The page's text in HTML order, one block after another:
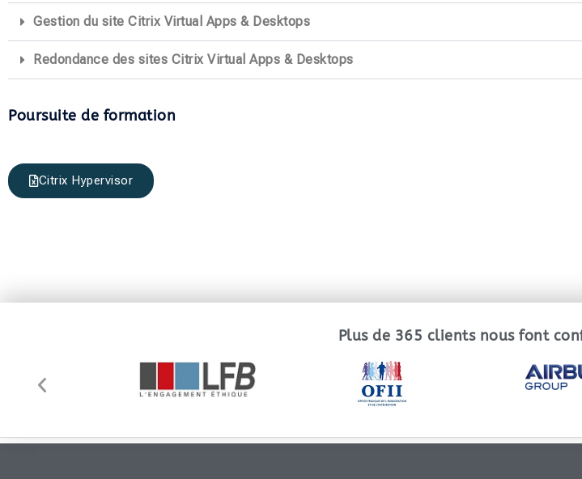
Gestion du site Citrix Virtual Apps & Desktops
Redondance des sites Citrix Virtual Apps & Desktops
Poursuite de formation
Citrix Hypervisor
Plus de 365 clients nous font